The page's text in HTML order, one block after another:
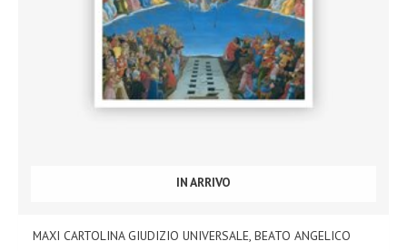
IN ARRIVO
MAXI CARTOLINA GIUDIZIO UNIVERSALE, BEATO ANGELICO